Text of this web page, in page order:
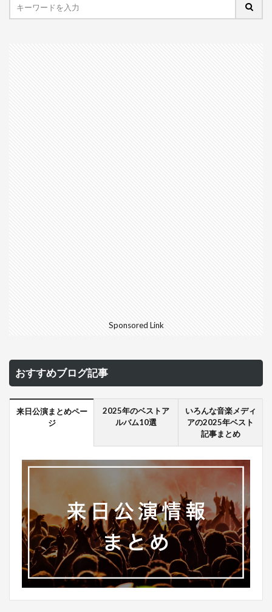
Sponsored Link
おすすめブログ記事
来日公演まとめペー
ジ
2025年のベストア
ルバム10選
いろんな音楽メディ
アの2025年ベスト
記事まとめ